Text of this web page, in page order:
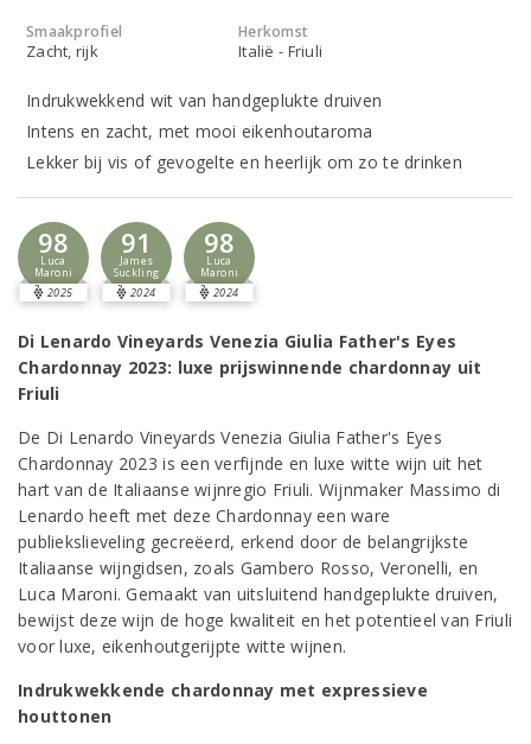
Smaakprofiel
Zacht, rijk
Herkomst
Italië - Friuli
Indrukwekkend wit van handgeplukte druiven
Intens en zacht, met mooi eikenhoutaroma
Lekker bij vis of gevogelte en heerlijk om zo te drinken
98
Luca
Maroni
2025
91
James
Suckling
2024
98
Luca
Maroni
2024
Di Lenardo Vineyards Venezia Giulia Father's Eyes
Chardonnay 2023: luxe prijswinnende chardonnay uit
Friuli
De Di Lenardo Vineyards Venezia Giulia Father's Eyes
Chardonnay 2023 is een verfijnde en luxe witte wijn uit het
hart van de Italiaanse wijnregio Friuli. Wijnmaker Massimo di
Lenardo heeft met deze Chardonnay een ware
publiekslieveling gecreëerd, erkend door de belangrijkste
Italiaanse wijngidsen, zoals Gambero Rosso, Veronelli, en
Luca Maroni. Gemaakt van uitsluitend handgeplukte druiven,
bewijst deze wijn de hoge kwaliteit en het potentieel van Friuli
voor luxe, eikenhoutgerijpte witte wijnen.
Indrukwekkende chardonnay met expressieve
houttonen